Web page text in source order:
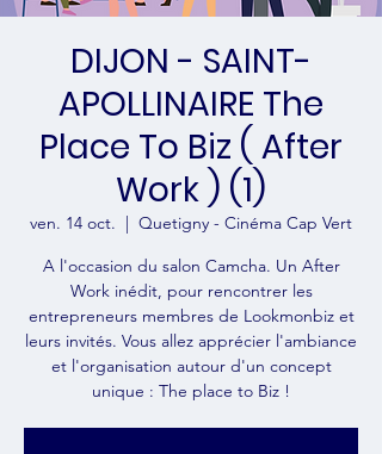
DIJON - SAINT-
APOLLINAIRE The
Place To Biz ( After
Work ) (1)
ven. 14 oct.
  |
Quetigny - Cinéma Cap Vert
A l'occasion du salon Camcha. Un After
Work inédit, pour rencontrer les
entrepreneurs membres de Lookmonbiz et
leurs invités. Vous allez apprécier l'ambiance
et l'organisation autour d'un concept
unique : The place to Biz !